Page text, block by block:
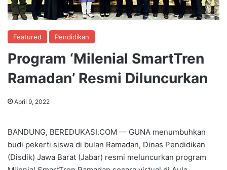
Featured Pendidikan
Program ‘Milenial SmartTren
Ramadan’ Resmi Diluncurkan
April 9, 2022
BANDUNG, BEREDUKASI.COM — GUNA menumbuhkan
budi pekerti siswa di bulan Ramadan, Dinas Pendidikan
(Disdik) Jawa Barat (Jabar) resmi meluncurkan program